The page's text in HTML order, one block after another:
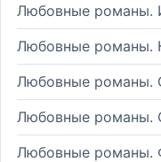
Любовные романы.
Любовные романы.
Любовные романы.
Любовные романы.
Любовные романы.